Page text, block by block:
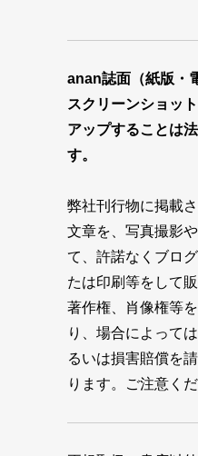
anan誌面（紙版・
スクリーンショッ
アップすることは
す。
弊社刊行物に掲載
文章を、写真撮影
て、許諾なくブロ
たは印刷等をして
著作権、肖像権等
り、場合によって
るいは損害賠償を
ります。ご注意くだ